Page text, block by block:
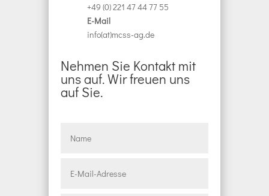
+49 (0) 221 47 44 77 55
E-Mail
info(at)mcss-ag.de
Nehmen Sie Kontakt mit
uns auf. Wir freuen uns
auf Sie.